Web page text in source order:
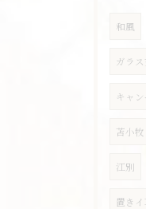
和風
ガラ
キャ
苫小牧
江別
置き